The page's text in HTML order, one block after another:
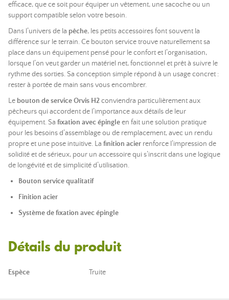
efficace, que ce soit pour équiper un vêtement, une sacoche ou un
support compatible selon votre besoin.
Dans l’univers de la pêche, les petits accessoires font souvent la
différence sur le terrain. Ce bouton service trouve naturellement sa
place dans un équipement pensé pour le confort et l’organisation,
lorsque l’on veut garder un matériel net, fonctionnel et prêt à suivre le
rythme des sorties. Sa conception simple répond à un usage concret :
rester à portée de main sans vous encombrer.
Le bouton de service Orvis H2conviendra particulièrement aux
pêcheurs qui accordent de l’importance aux détails de leur
équipement. Sa fixation avec épingleen fait une solution pratique
pour les besoins d’assemblage ou de remplacement, avec un rendu
propre et une pose intuitive. La finition acier renforce l’impression de
solidité et de sérieux, pour un accessoire qui s’inscrit dans une logique
de longévité et de simplicité d’utilisation.
Bouton service qualitatif
Finition acier
Système de fixation avec épingle
Détails du produit
Espèce Truite